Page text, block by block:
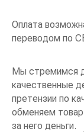
Оплата
переводом по
Мы стремимся
качественные
претензии по
обменяем
за него деньги.